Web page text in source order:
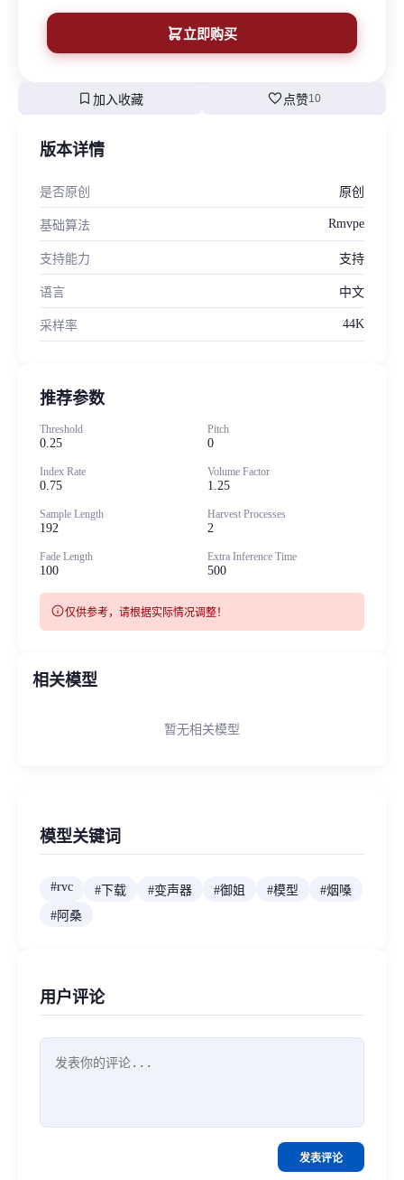
立即购买
bookmark 加入收藏 favorite点赞10
版本详情
是否原创 原创
基础算法 Rmvpe
支持能力 支持
语言 中文
采样率 44K
推荐参数
Threshold
0.25
Pitch
0
Index Rate
0.75
Volume Factor
1.25
Sample Length
192
Harvest Processes
2
Fade Length
100
Extra Inference Time
500
info仅供参考，请根据实际情况调整！
相关模型
暂无相关模型
模型关键词
#rvc # 下载 #变声器 #御姐 #模型 #烟嗓
#阿桑
用户评论
发表评论